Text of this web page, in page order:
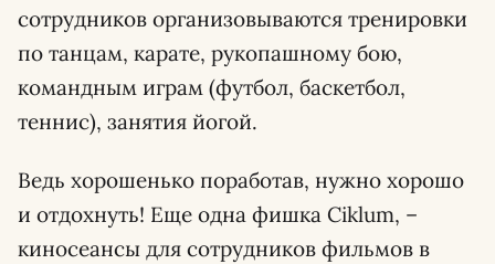
сотрудников организовываются тренировки
по танцам, карате, рукопашному бою,
командным играм (футбол, баскетбол,
теннис), занятия йогой.
Ведь хорошенько поработав, нужно хорошо
и отдохнуть! Еще одна фишка Ciklum, –
киносеансы для сотрудников фильмов в